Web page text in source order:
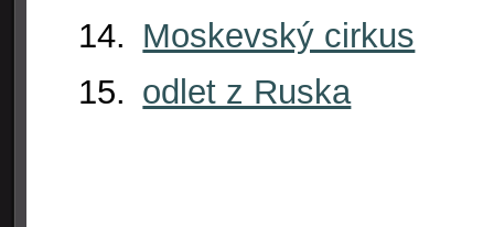
Moskevský cirkus
odlet z Ruska